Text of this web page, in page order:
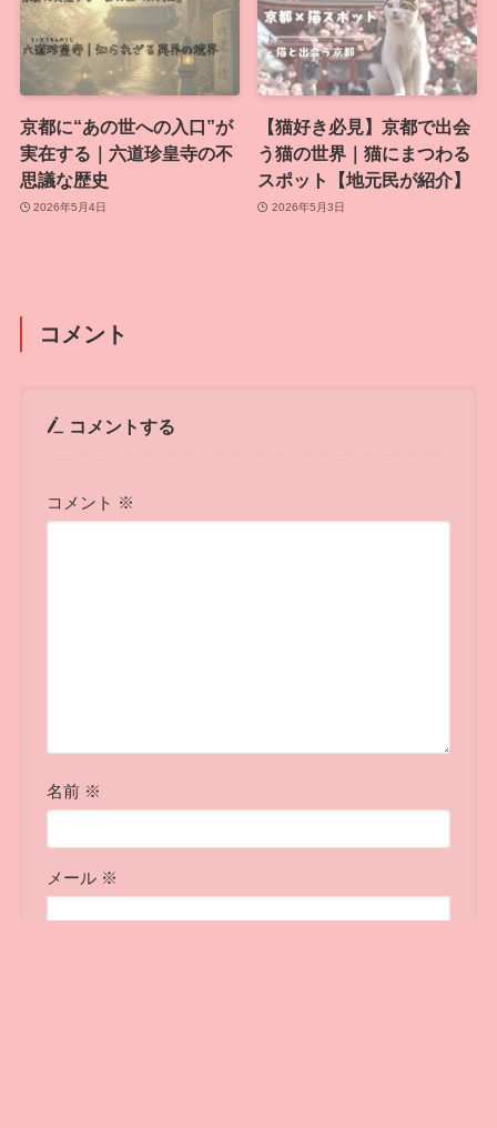
京都に“あの世への入口”が
実在する｜六道珍皇寺の不
思議な歴史
2026年5月4日
【猫好き必見】京都で出会
う猫の世界｜猫にまつわる
スポット【地元民が紹介】
2026年5月3日
コメント
コメントする
コメント ※
名前 ※
メール ※